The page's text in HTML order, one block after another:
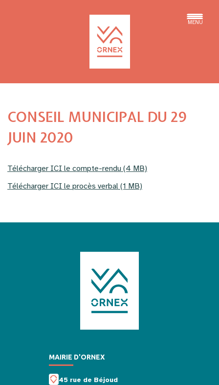
MENU
CONSEIL MUNICIPAL DU 29
JUIN 2020
Télécharger ICI le compte-rendu (4 MB)
Télécharger ICI le procès verbal (1 MB)
MAIRIE D'ORNEX
45 rue de Béjoud